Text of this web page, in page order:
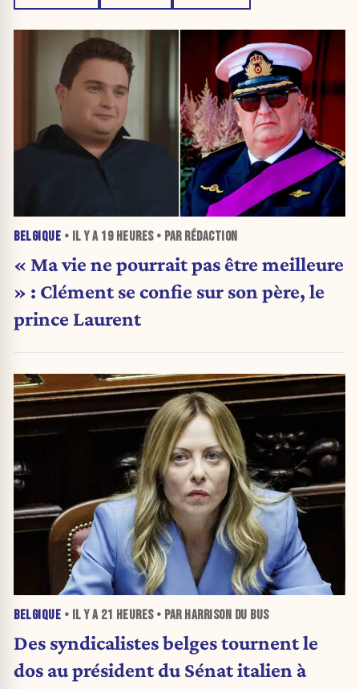
BELGIQUE • IL Y A 19 HEURES• PAR RÉDACTION
« Ma vie ne pourrait pas être meilleure
» : Clément se confie sur son père, le
prince Laurent
BELGIQUE • IL Y A 21 HEURES• PAR HARRISON DU BUS
Des syndicalistes belges tournent le
dos au président du Sénat italien à